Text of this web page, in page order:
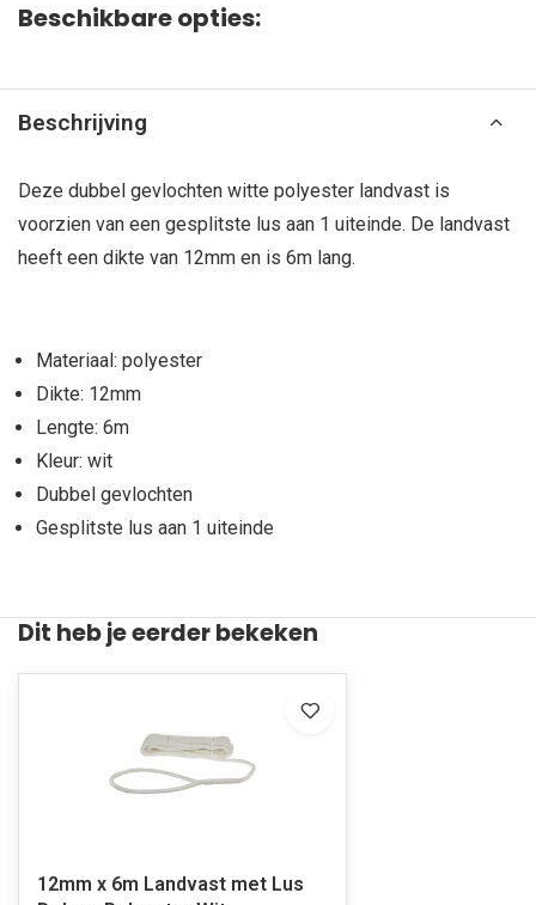
Beschikbare opties:
Beschrijving
Deze dubbel gevlochten witte polyester landvast is
voorzien van een gesplitste lus aan 1 uiteinde. De landvast
heeft een dikte van 12mm en is 6m lang.
Materiaal: polyester
Dikte: 12mm
Lengte: 6m
Kleur: wit
Dubbel gevlochten
Gesplitste lus aan 1 uiteinde
Dit heb je eerder bekeken
12mm x 6m Landvast met Lus